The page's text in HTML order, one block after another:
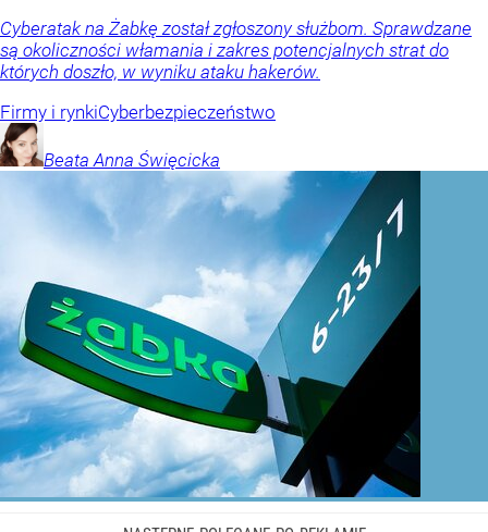
Cyberatak na Żabkę został zgłoszony służbom. Sprawdzane
są okoliczności włamania i zakres potencjalnych strat do
których doszło, w wyniku ataku hakerów.
Firmy i rynkiCyberbezpieczeństwo
Beata Anna Święcicka